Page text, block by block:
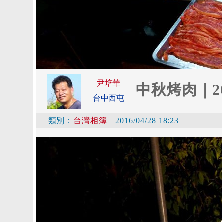
尹培華
台中西屯
中秋烤肉｜
類別： 台灣相簿 2016/04/28 18:23